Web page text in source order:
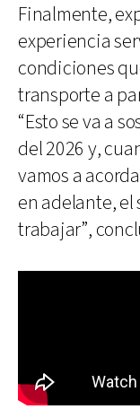
Finalmente,
experiencia
condiciones
transporte a
“Esto se va a
del 2026 y,
vamos a
en adelante, el
trabajar”,